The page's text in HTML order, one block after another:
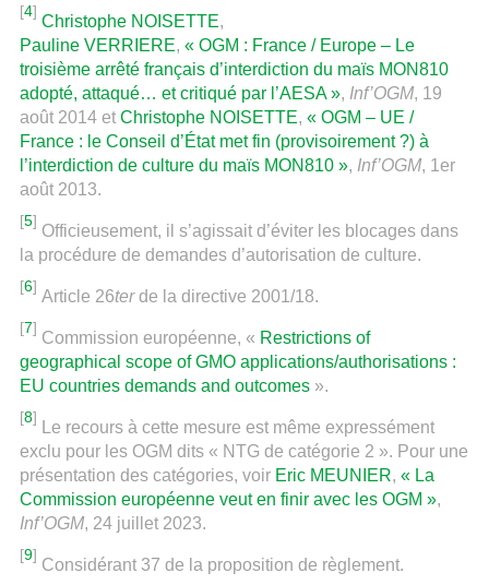
[4]
Christophe NOISETTE,
Pauline VERRIERE, « OGM : France / Europe – Le
troisième arrêté français d’interdiction du maïs MON810
adopté, attaqué… et critiqué par l’AESA », Inf’OGM, 19
août 2014 et Christophe NOISETTE, « OGM – UE /
France : le Conseil d’État met fin (provisoirement ?) à
l’interdiction de culture du maïs MON810 », Inf’OGM, 1er
août 2013.
[5]
Officieusement, il s’agissait d’éviter les blocages dans
la procédure de demandes d’autorisation de culture.
[6]
Article 26terde la directive 2001/18.
[7]
Commission européenne, « Restrictions of
geographical scope of GMO applications/authorisations :
EU countries demands and outcomes».
[8]
Le recours à cette mesure est même expressément
exclu pour les OGM dits « NTG de catégorie 2 ». Pour une
présentation des catégories, voir Eric MEUNIER, « La
Commission européenne veut en finir avec les OGM »,
Inf’OGM, 24 juillet 2023.
[9]
Considérant 37 de la proposition de règlement.